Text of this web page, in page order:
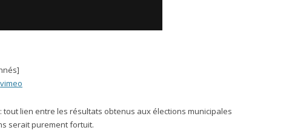
vimeo
tout lien entre les résultats obtenus aux élections municipales
serait purement fortuit.